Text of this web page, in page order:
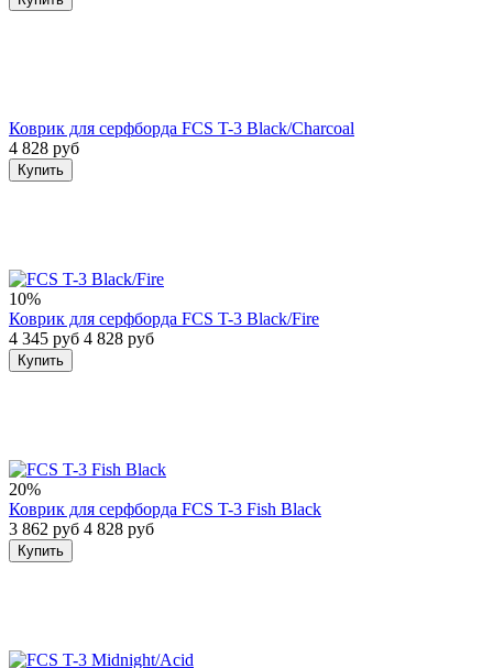
Коврик для серфборда FCS T-3 Black/Charcoal
4 828 руб
Купить
10%
Коврик для серфборда FCS T-3 Black/Fire
4 345 руб 4 828 руб
Купить
20%
Коврик для серфборда FCS T-3 Fish Black
3 862 руб 4 828 руб
Купить